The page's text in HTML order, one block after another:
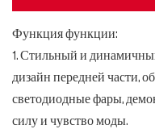
Функция функции:
1. Стильный и
дизайн передней части,
светодиодные фары,
силу и чувство моды.